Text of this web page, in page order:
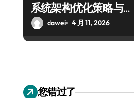
系统架构优化策略与实
践
dawei 4 月 11, 2026
您错过了